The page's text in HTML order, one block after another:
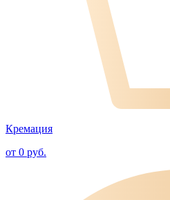
Кремация
от 0 руб.